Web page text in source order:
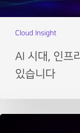
Cloud Insight
AI 시대, 인프
있습니다